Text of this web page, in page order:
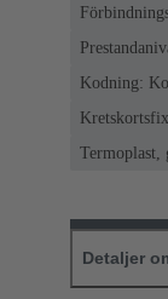
Kodning:
Termoplast,
Detaljer